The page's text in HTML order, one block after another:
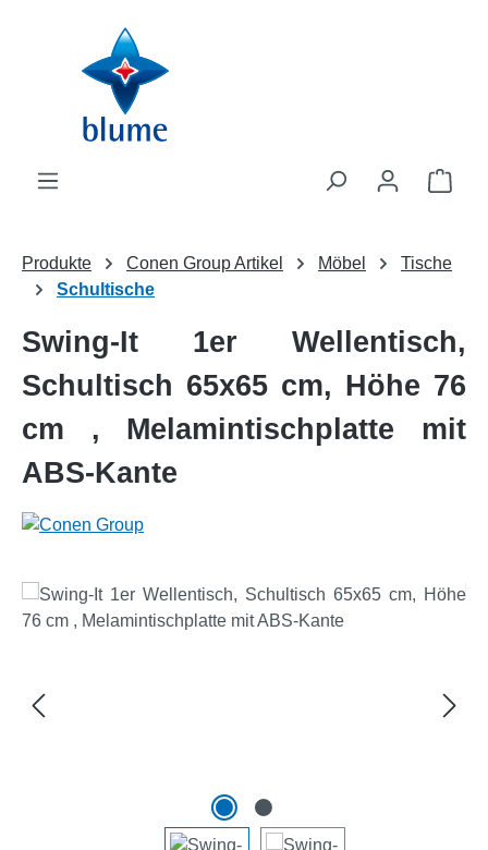
Zum Hauptinhalt springen
Produkte Conen Group Artikel Möbel
Tische
Schultische
Swing-It 1er Wellentisch,
Schultisch 65x65 cm, Höhe 76
cm , Melamintischplatte mit
ABS-Kante
Bildergalerie überspringen